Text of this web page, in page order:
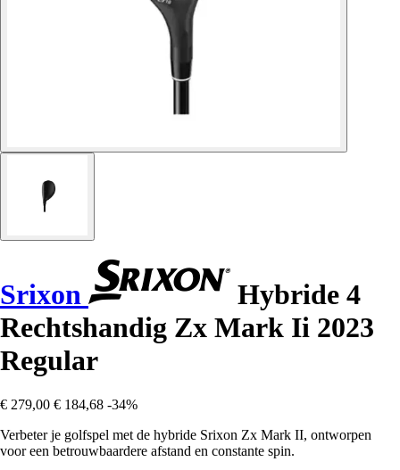
Srixon
Hybride 4
Rechtshandig Zx Mark Ii 2023
Regular
€ 279,00 € 184,68 -34%
Verbeter je golfspel met de hybride Srixon Zx Mark II, ontworpen
voor een betrouwbaardere afstand en constante spin.